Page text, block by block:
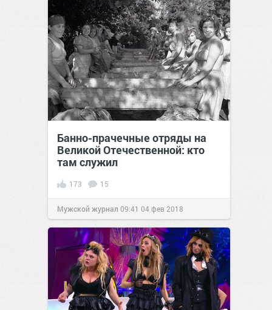
Банно-прачечные отряды на
Великой Отечественной: кто
там служил
173 15
Мужской журнал 09:41 04 фев 2018